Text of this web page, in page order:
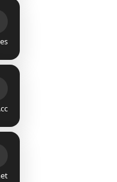
JE V WHATSAPPU